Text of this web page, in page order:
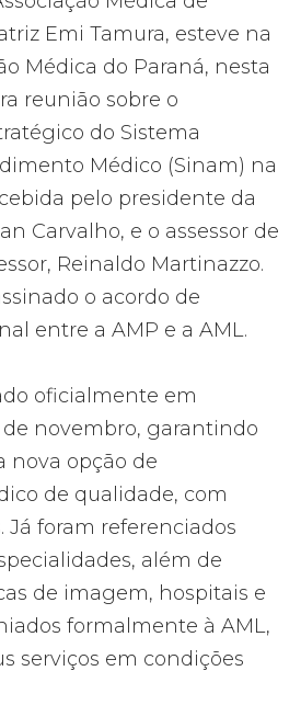
Emi Tamura, esteve na
Médica do Paraná, nesta
reunião sobre o
do Sistema
Médico (Sinam) na
pelo presidente da
Carvalho, e o assessor de
Reinaldo Martinazzo.
o acordo de
entre a AMP e a AML.
oficialmente em
novembro, garantindo
nova opção de
de qualidade, com
Já foram referenciados
além de
de imagem, hospitais e
formalmente à AML,
serviços em condições